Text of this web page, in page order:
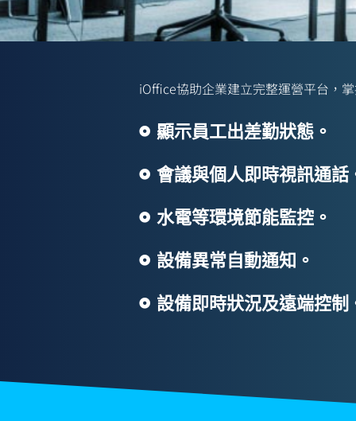
企業營運戰
因應數位轉型，iOffice是個可視化
表板及辦公軟體結合為一目瞭然的
擬，協助管理部門或經營者即時洞
iOffice協助企業建立完整運營平台，
顯示員工出差勤狀態。
會議與個人即時視訊通話
水電等環境節能監控。
設備異常自動通知。
設備即時狀況及遠端控制